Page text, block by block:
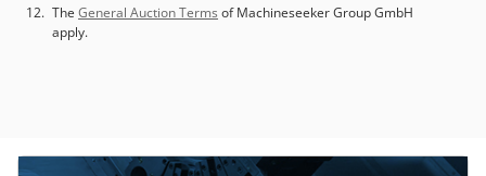
The General Auction Terms of Machineseeker Group GmbH
apply.